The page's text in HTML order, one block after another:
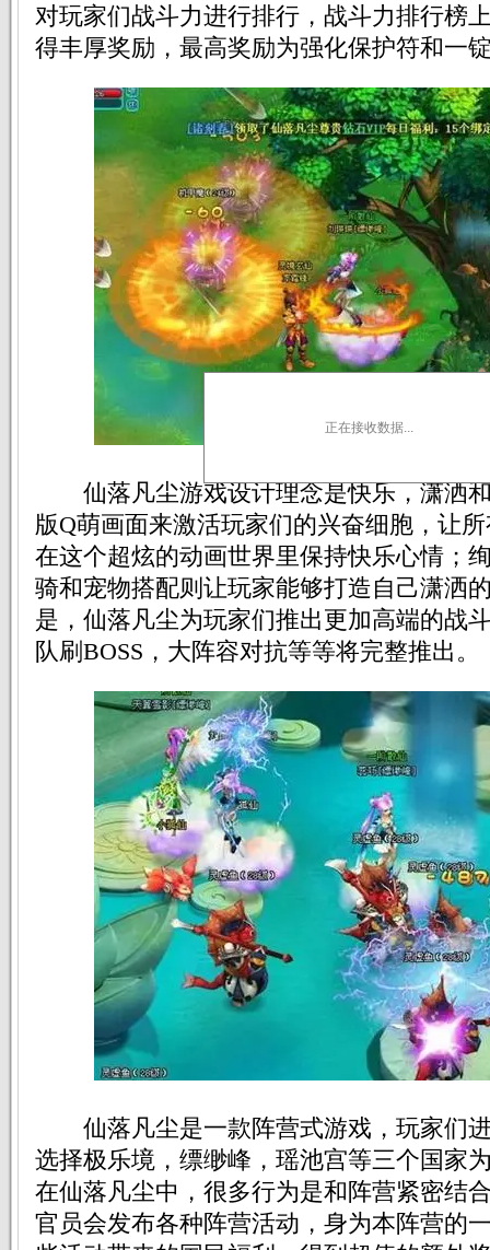
对玩家们战斗力进行排行，战斗力排行榜
得丰厚奖励，最高奖励为强化保护符和一
仙落凡尘游戏设计理念是快乐，潇洒
版Q萌画面来激活玩家们的兴奋细胞，让
在这个超炫的动画世界里保持快乐心情；
骑和宠物搭配则让玩家能够打造自己潇洒
是，仙落凡尘为玩家们推出更加高端的战
队刷BOSS，大阵容对抗等等将完整推出。
仙落凡尘是一款阵营式游戏，玩家们
选择极乐境，缥缈峰，瑶池宫等三个国家
在仙落凡尘中，很多行为是和阵营紧密结
官员会发布各种阵营活动，身为本阵营的
正在接收数据...